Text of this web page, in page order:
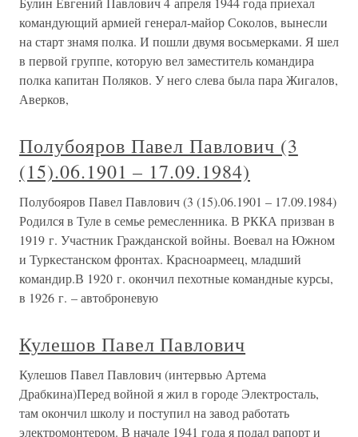
командующий армией генерал-майор Соколов, вынесли
на старт знамя полка. И пошли двумя восьмерками. Я шел
в первой группе, которую вел заместитель командира
полка капитан Поляков. У него слева была пара Жигалов,
Аверков,
Полубояров Павел Павлович (3
(15).06.1901 – 17.09.1984)
Полубояров Павел Павлович (3 (15).06.1901 – 17.09.1984)
Родился в Туле в семье ремесленника. В РККА призван в
1919 г. Участник Гражданской войны. Воевал на Южном
и Туркестанском фронтах. Красноармеец, младший
командир.В 1920 г. окончил пехотные командные курсы,
в 1926 г. – автоброневую
Кулешов Павел Павлович
Кулешов Павел Павлович (интервью Артема
Драбкина)Перед войной я жил в городе Электросталь,
там окончил школу и поступил на завод работать
электромонтером. В начале 1941 года я подал рапорт и